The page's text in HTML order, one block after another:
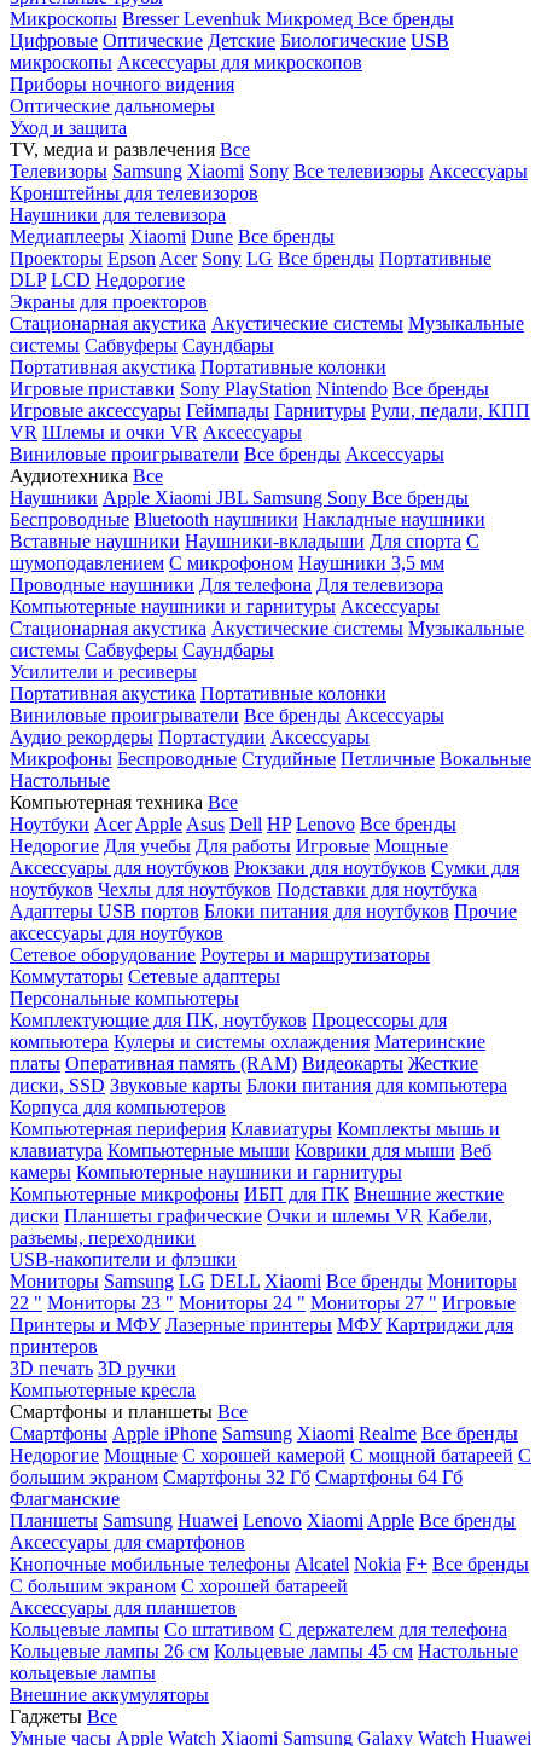
Микроскопы BresserLevenhuk Микромед Все бренды
Цифровые Оптические Детские Биологические USB
микроскопы Аксессуары для микроскопов
Приборы ночного видения
Оптические дальномеры
Уход и защита
TV, медиа и развлечения Все
Телевизоры Samsung Xiaomi Sony Все телевизоры Аксессуары
Кронштейны для телевизоров
Наушники для телевизора
Медиаплееры Xiaomi Dune Все бренды
Проекторы Epson Acer Sony LG Все бренды Портативные
DLP LCD Недорогие
Экраны для проекторов
Стационарная акустика Акустические системы Музыкальные
системы Сабвуферы Саундбары
Портативная акустика Портативные колонки
Игровые приставки Sony PlayStation Nintendo Все бренды
Игровые аксессуары Геймпады Гарнитуры Рули, педали, КПП
VR Шлемы и очки VR Аксессуары
Виниловые проигрыватели Все бренды Аксессуары
Аудиотехника Все
Наушники Apple Xiaomi JBL Samsung Sony Все бренды
Беспроводные Bluetooth наушники Накладные наушники
Вставные наушники Наушники-вкладыши Для спорта С
шумоподавлением С микрофоном Наушники 3,5 мм
Проводные наушники Для телефона Для телевизора
Компьютерные наушники и гарнитуры Аксессуары
Стационарная акустика Акустические системы Музыкальные
системы Сабвуферы Саундбары
Усилители и ресиверы
Портативная акустика Портативные колонки
Виниловые проигрыватели Все бренды Аксессуары
Аудио рекордеры Портастудии Аксессуары
Микрофоны Беспроводные Студийные Петличные Вокальные
Настольные
Компьютерная техника Все
Ноутбуки Acer Apple Asus Dell HP Lenovo Все бренды
Недорогие Для учебы Для работы Игровые Мощные
Аксессуары для ноутбуков Рюкзаки для ноутбуков Сумки для
ноутбуков Чехлы для ноутбуков Подставки для ноутбука
Адаптеры USB портов Блоки питания для ноутбуков Прочие
аксессуары для ноутбуков
Сетевое оборудование Роутеры и маршрутизаторы
Коммутаторы Сетевые адаптеры
Персональные компьютеры
Комплектующие для ПК, ноутбуков Процессоры для
компьютера Кулеры и системы охлаждения Материнские
платы Оперативная память (RAM) Видеокарты Жесткие
диски, SSD Звуковые карты Блоки питания для компьютера
Корпуса для компьютеров
Компьютерная периферия Клавиатуры Комплекты мышь и
клавиатура Компьютерные мыши Коврики для мыши Веб
камеры Компьютерные наушники и гарнитуры
Компьютерные микрофоны ИБП для ПК Внешние жесткие
диски Планшеты графические Очки и шлемы VR Кабели,
разъемы, переходники
USB-накопители и флэшки
Мониторы Samsung LG DELL Xiaomi Все бренды Мониторы
22 " Мониторы 23 " Мониторы 24 " Мониторы 27 " Игровые
Принтеры и МФУ Лазерные принтеры МФУ Картриджи для
принтеров
3D печать 3D ручки
Компьютерные кресла
Смартфоны и планшеты Все
Смартфоны Apple iPhone Samsung Xiaomi Realme Все бренды
Недорогие Мощные С хорошей камерой С мощной батареей С
большим экраном Смартфоны 32 Гб Смартфоны 64 Гб
Флагманские
Планшеты Samsung Huawei Lenovo Xiaomi Apple Все бренды
Аксессуары для смартфонов
Кнопочные мобильные телефоны Alcatel Nokia F+ Все бренды
С большим экраном С хорошей батареей
Аксессуары для планшетов
Кольцевые лампы Со штативом C держателем для телефона
Кольцевые лампы 26 см Кольцевые лампы 45 см Настольные
кольцевые лампы
Внешние аккумуляторы
Гаджеты Все
Умные часы Apple Watch Xiaomi Samsung Galaxy Watch Huawei